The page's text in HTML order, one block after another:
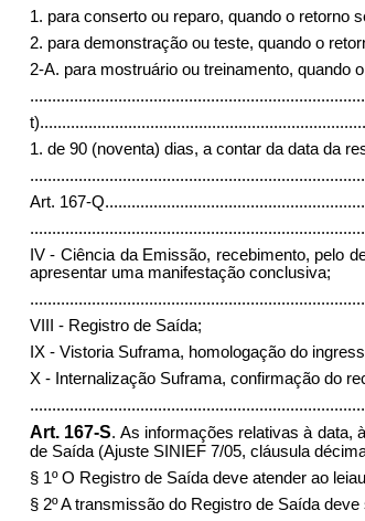
1. para conserto ou reparo, quando o retorno
2. para demonstração ou teste, quando o
2-A. para mostruário ou treinamento, quando
t)
1. de 90 (noventa) dias, a contar da data da
Art. 167-Q
IV- Ciência da Emissão, recebimento, pelo
apresentar uma manifestação conclusiva;
VIII - Registro de Saída;
IX - Vistoria Suframa, homologação do
X- Internalização Suframa, confirmação do
Art. 167-S. As informações relativas à data,
de Saída (Ajuste SINIEF 7/05, cláusula
§ 1ºO Registro de Saída deve atender ao
§ 2ºA transmissão do Registro de Saída deve